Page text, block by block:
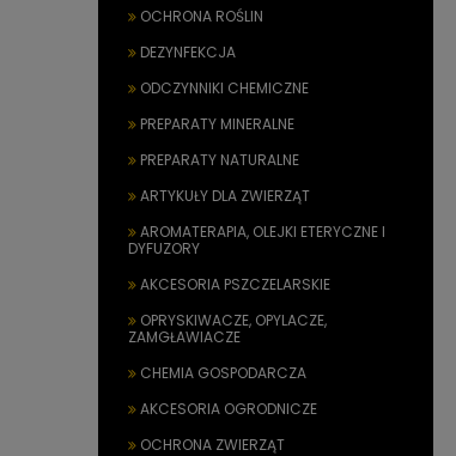
OCHRONA ROŚLIN
DEZYNFEKCJA
ODCZYNNIKI CHEMICZNE
PREPARATY MINERALNE
PREPARATY NATURALNE
ARTYKUŁY DLA ZWIERZĄT
AROMATERAPIA, OLEJKI ETERYCZNE I
DYFUZORY
AKCESORIA PSZCZELARSKIE
OPRYSKIWACZE, OPYLACZE,
ZAMGŁAWIACZE
CHEMIA GOSPODARCZA
AKCESORIA OGRODNICZE
OCHRONA ZWIERZĄT